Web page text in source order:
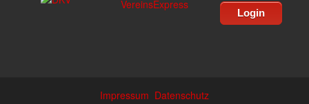
Login
Impressum Datenschutz